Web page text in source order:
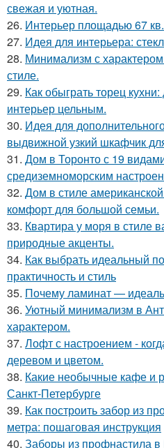
свежая и уютная.
26. Интерьер площадью 67 кв.
27. Идея для интерьера:
28. Минимализм с
стиле.
29. Как обыграть торец
интерьер цельным.
30. Идея для
выдвижной узкий шкафчик
31. Дом в Торонто с 19
средиземноморским
32. Дом в стиле американской
комфорт для большой семьи.
33. Квартира у моря в стиле
природные акценты.
34. Как выбрать идеальный
практичность и стиль
35. Почему ламинат —
36. Уютный минимализм в
характером.
37. Лофт с настроением -
деревом и цветом.
38. Какие необычные кафе и
Санкт-Петербурге
39. Как построить забор из
метра: пошаговая инструкция
40. Заборы из профнастила в